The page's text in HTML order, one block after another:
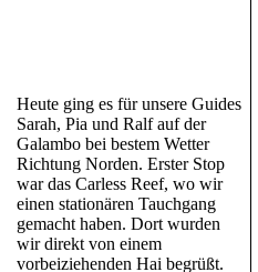
Heute ging es für unsere Guides
Sarah, Pia und Ralf auf der
Galambo bei bestem Wetter
Richtung Norden. Erster Stop
war das Carless Reef, wo wir
einen stationären Tauchgang
gemacht haben. Dort wurden
wir direkt von einem
vorbeiziehenden Hai begrüßt.